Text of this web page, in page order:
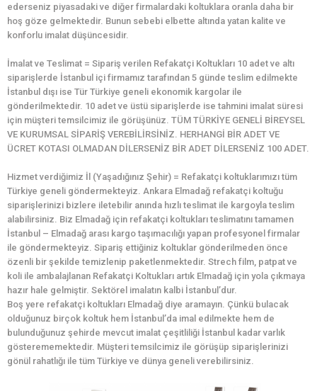
ederseniz piyasadaki ve diğer firmalardaki koltuklara oranla daha bir
hoş göze gelmektedir. Bunun sebebi elbette altında yatan kalite ve
konforlu imalat düşüncesidir.
İmalat ve Teslimat = Sipariş verilen Refakatçi Koltukları 10 adet ve altı
siparişlerde İstanbul içi firmamız tarafından 5 günde teslim edilmekte
İstanbul dışı ise Tür Türkiye geneli ekonomik kargolar ile
gönderilmektedir. 10 adet ve üstü siparişlerde ise tahmini imalat süresi
için müşteri temsilcimiz ile görüşünüz. TÜM TÜRKİYE GENELİ BİREYSEL
VE KURUMSAL SİPARİŞ VEREBİLİRSİNİZ. HERHANGİ BİR ADET VE
ÜCRET KOTASI OLMADAN DİLERSENİZ BİR ADET DİLERSENİZ 100 ADET.
Hizmet verdiğimiz İl (Yaşadığınız Şehir) = Refakatçi koltuklarımızı tüm
Türkiye geneli göndermekteyiz. Ankara Elmadağ refakatçi koltuğu
siparişlerinizi bizlere iletebilir anında hızlı teslimat ile kargoyla teslim
alabilirsiniz. Biz Elmadağ için refakatçi koltukları teslimatını tamamen
İstanbul – Elmadağ arası kargo taşımacılığı yapan profesyonel firmalar
ile göndermekteyiz. Sipariş ettiğiniz koltuklar gönderilmeden önce
özenli bir şekilde temizlenip paketlenmektedir. Strech film, patpat ve
koli ile ambalajlanan Refakatçi Koltukları artık Elmadağ için yola çıkmaya
hazır hale gelmiştir. Sektörel imalatın kalbi İstanbul’dur.
Boş yere refakatçi koltukları Elmadağ diye aramayın. Çünkü bulacak
olduğunuz birçok koltuk hem İstanbul’da imal edilmekte hem de
bulunduğunuz şehirde mevcut imalat çeşitliliği İstanbul kadar varlık
gösterememektedir. Müşteri temsilcimiz ile görüşüp siparişlerinizi
gönül rahatlığı ile tüm Türkiye ve dünya geneli verebilirsiniz.